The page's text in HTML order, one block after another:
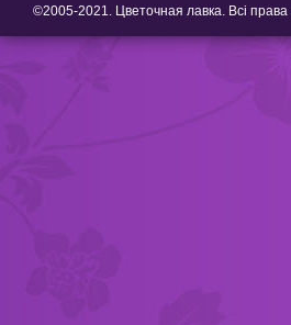
©2005-2021. Цветочная лавка. Всі права